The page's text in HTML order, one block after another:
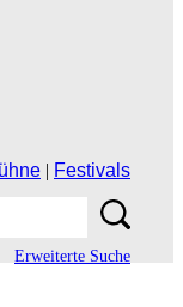
| Festivals
ErweiterteSuche